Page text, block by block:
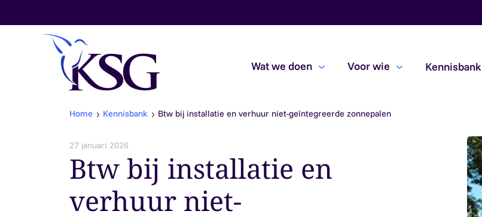
Wat we doen
Belastingadvies
Payroll & Loonadvies
Beoordelingsopdrachten
Voor wie Kennisbank
Home Kennisbank Btw bij installatie en verhuur niet-geïntegreerde zonnepalen
27 januari 2026
Btw bij installatie en
verhuur niet-